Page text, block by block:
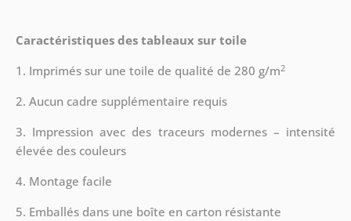
Caractéristiques des tableaux sur toile
1. Imprimés sur une toile de qualité de 280 g/m2
2. Aucun cadre supplémentaire requis
3. Impression avec des traceurs modernes – intensité
élevée des couleurs
4. Montage facile
5. Emballés dans une boîte en carton résistante